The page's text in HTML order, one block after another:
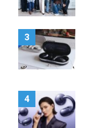
3
4